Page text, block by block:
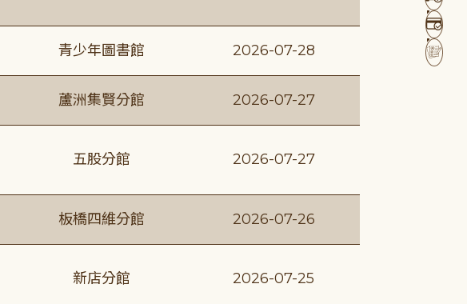
青少年圖書館 2026-07-28
蘆洲集賢分館 2026-07-27
五股分館 2026-07-27
板橋四維分館 2026-07-26
新店分館 2026-07-25